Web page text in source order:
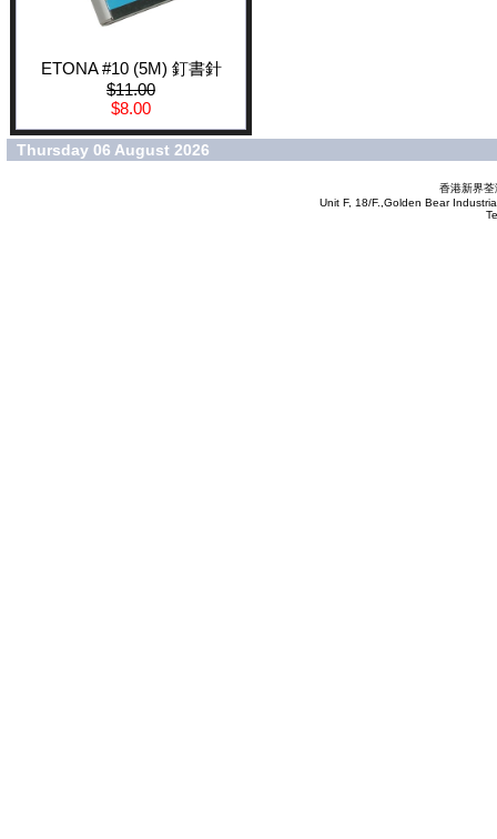
ETONA #10 (5M) 釘書針
$11.00
$8.00
Thursday 06 August 2026
香港新界
Unit F, 18/F.,Golden Bear